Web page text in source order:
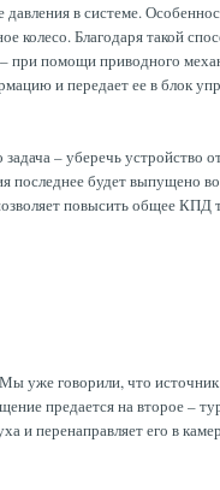
в системе.
Благодаря такой
помощи приводного
и передает ее в блок
– уберечь устройство
последнее будет
повысить общее КПД
уже говорили, что
предается на второе –
перенаправляет его в